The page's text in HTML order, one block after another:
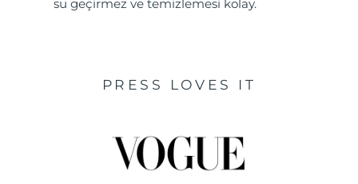
su geçirmez ve temizlemesi kolay.
PRESS LOVES IT